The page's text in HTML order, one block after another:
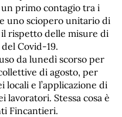
primo contagio tra i
uno sciopero unitario di
rispetto delle misure di
Covid-19.
da lunedì scorso per
di agosto, per
e l’applicazione di
Stessa cosa è
Fincantieri.